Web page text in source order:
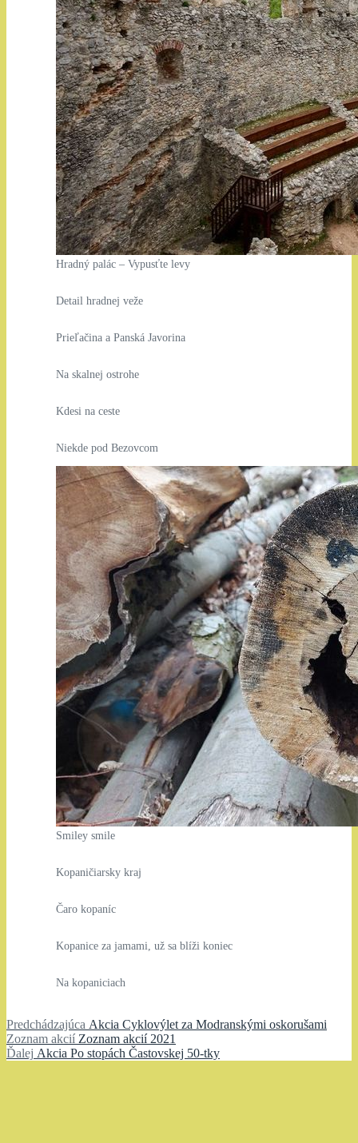
Hradný palác – Vypusťte levy
Detail hradnej veže
Prieľačina a Panská Javorina
Na skalnej ostrohe
Kdesi na ceste
Niekde pod Bezovcom
Smiley smile
Kopaničiarsky kraj
Čaro kopaníc
Kopanice za jamami, už sa blíži koniec
Na kopaniciach
Navigácia
v
Predchádzajúca Predchádzajúci
článok:
Akcia Cyklovýlet za Modranskými oskorušami
Zoznam akcií Zoznam
akcií:
Zoznam akcií 2021
Ďalej Ďalší
Akcia Po stopách Častovskej 50-tky